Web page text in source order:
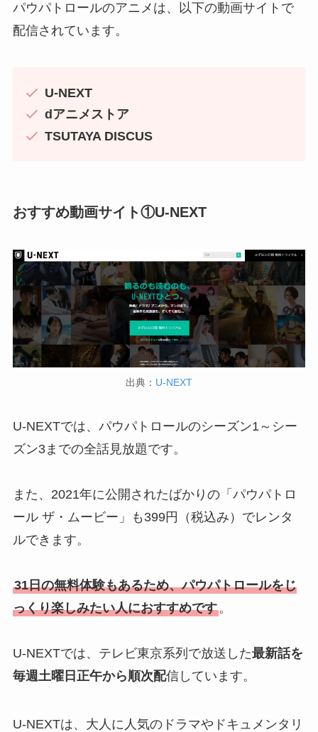
パウパトロールのアニメは、以下の動画サイトで
配信されています。
U-NEXT
dアニメストア
TSUTAYA DISCUS
おすすめ動画サイト①U-NEXT
出典： U-NEXT
U-NEXTでは、パウパトロールのシーズン1～シー
ズン3までの全話見放題です。
また、2021年に公開されたばかりの「パウパトロ
ール ザ・ムービー」も399円（税込み）でレンタ
ルできます。
31日の無料体験もあるため、パウパトロールをじ
っくり楽しみたい人におすすめです。
U-NEXTでは、テレビ東京系列で放送した最新話を
毎週土曜日正午から順次配信しています。
U-NEXTは、大人に人気のドラマやドキュメンタリ